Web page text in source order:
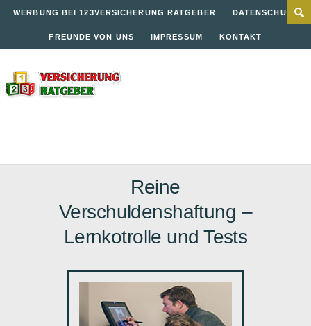
WERBUNG BEI 123VERSICHERUNG RATGEBER DATENSCHUTZ
FREUNDE VON UNS IMPRESSUM KONTAKT
Reine
Verschuldenshaftung –
Lernkotrolle und Tests